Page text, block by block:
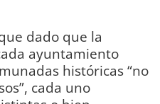
dado que la
ayuntamiento
históricas “no
cada uno